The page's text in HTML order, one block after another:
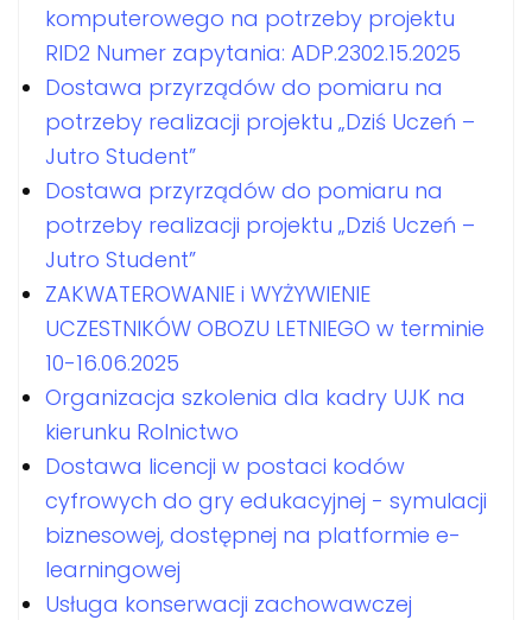
komputerowego na potrzeby projektu
RID2 Numer zapytania: ADP.2302.15.2025
Dostawa przyrządów do pomiaru na
potrzeby realizacji projektu „Dziś Uczeń –
Jutro Student”
Dostawa przyrządów do pomiaru na
potrzeby realizacji projektu „Dziś Uczeń –
Jutro Student”
ZAKWATEROWANIE i WYŻYWIENIE
UCZESTNIKÓW OBOZU LETNIEGO w terminie
10-16.06.2025
Organizacja szkolenia dla kadry UJK na
kierunku Rolnictwo
Dostawa licencji w postaci kodów
cyfrowych do gry edukacyjnej - symulacji
biznesowej, dostępnej na platformie e-
learningowej
Usługa konserwacji zachowawczej